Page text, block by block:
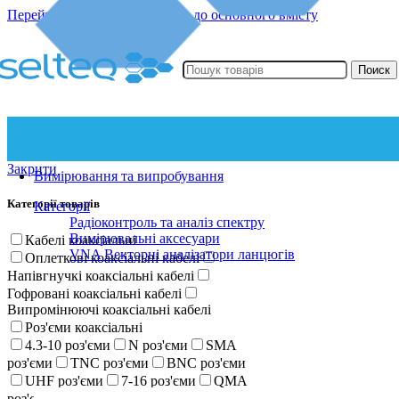
Перейти до навігації Перейти до основного вмісту
Поиск
Вимірювання та випробування
Категорії
Радіоконтроль та аналіз спектру
Вимірювальні аксесуари
VNA Векторні аналізатори ланцюгів
Закрити
Категорії товарів
Кабелі коаксіальні
Оплеткові коаксіальні кабелі
Напівгнучкі коаксіальні кабелі
Гофровані коаксіальні кабелі
Випромінюючі коаксіальні кабелі
Роз'єми коаксіальні
4.3-10 роз'єми
N роз'єми
SMA
роз'єми
TNC роз'єми
BNC роз'єми
UHF роз'єми
7-16 роз'єми
QMA